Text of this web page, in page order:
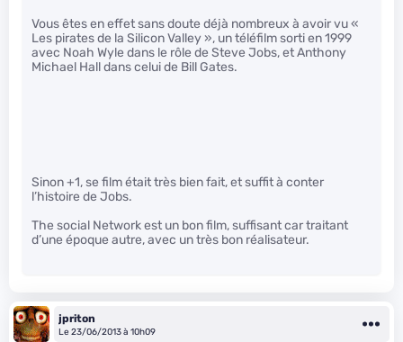
Vous êtes en effet sans doute déjà nombreux à avoir vu «
Les pirates de la Silicon Valley », un téléfilm sorti en 1999
avec Noah Wyle dans le rôle de Steve Jobs, et Anthony
Michael Hall dans celui de Bill Gates.
Sinon +1, se film était très bien fait, et suffit à conter
l’histoire de Jobs.
The social Network est un bon film, suffisant car traitant
d’une époque autre, avec un très bon réalisateur.
jpriton
Le 23/06/2013 à 10h09